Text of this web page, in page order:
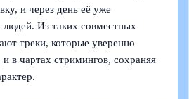
и через день её уже
людей. Из таких совместных
треки, которые уверенно
и в чартах стримингов, сохраняя